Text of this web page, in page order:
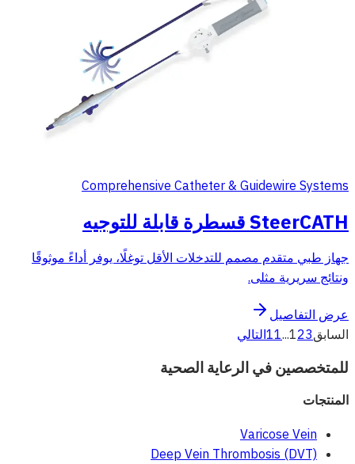
Comprehensive Catheter & Guidewire Systems
SteerCATH قسطرة قابلة للتوجيه
جهاز طبي متقدم مصمم للتدخلات الأقل توغلًا، يوفر أداءً موثوقًا
ونتائج سريرية مثلى.
عرض التفاصيل
السابق
123
...
11التالي
للمتخصصين في الرعاية الصحية
المنتجات
Varicose Vein
Deep Vein Thrombosis (DVT)